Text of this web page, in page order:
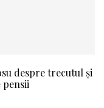
despre trecutul și